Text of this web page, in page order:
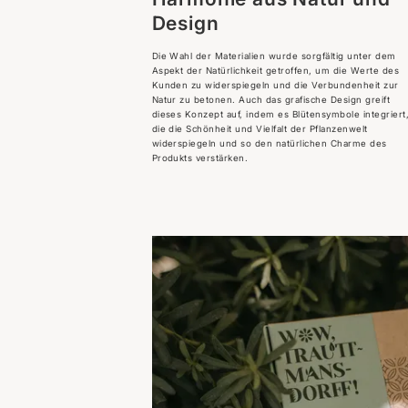
Design
Die Wahl der Materialien wurde sorgfältig unter dem
Aspekt der Natürlichkeit getroffen, um die Werte des
Kunden zu widerspiegeln und die Verbundenheit zur
Natur zu betonen. Auch das grafische Design greift
dieses Konzept auf, indem es Blütensymbole integriert,
die die Schönheit und Vielfalt der Pflanzenwelt
widerspiegeln und so den natürlichen Charme des
Produkts verstärken.